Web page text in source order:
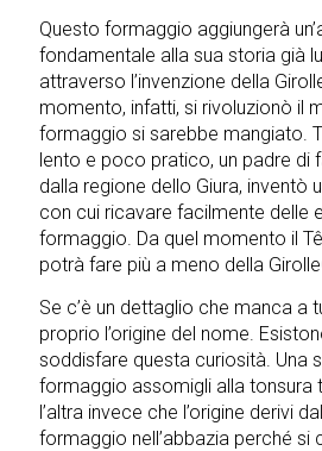
Questo formaggio aggiungerà
fondamentale alla sua storia già
attraverso l’invenzione della
momento, infatti, si rivoluzionò il
formaggio si sarebbe mangiato.
lento e poco pratico, un padre di
dalla regione dello Giura, inventò
con cui ricavare facilmente delle
formaggio. Da quel momento il
potrà fare più a meno della
Se c’è un dettaglio che manca a
proprio l’origine del nome.
soddisfare questa curiosità. Una
formaggio assomigli alla tonsura
l’altra invece che l’origine derivi
formaggio nell’abbazia perché si